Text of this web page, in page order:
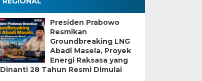
Presiden Prabowo
Resmikan
Groundbreaking LNG
Abadi Masela, Proyek
Energi Raksasa yang
Dinanti 28 Tahun Resmi Dimulai